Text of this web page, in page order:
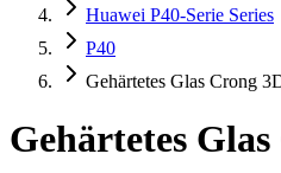
Huawei P40-Serie Series
P40
Gehärtetes Glas Crong
Gehärtetes